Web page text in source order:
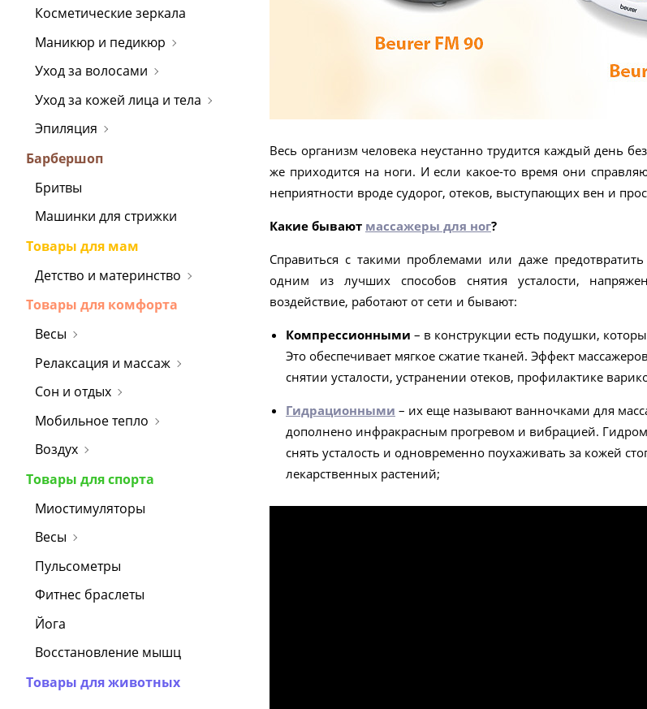
Косметические зеркала
Маникюр и педикюр
Уход за волосами
Уход за кожей лица и тела
Эпиляция
Барбершоп
Бритвы
Машинки для стрижки
Товары для мам
Детство и материнство
Товары для комфорта
Весы
Релаксация и массаж
Сон и отдых
Мобильное тепло
Воздух
Товары для спорта
Миостимуляторы
Весы
Пульсометры
Фитнес браслеты
Йога
Восстановление мышц
Товары для животных
Весь организм человека неустанно трудится каждый день
же приходится на ноги. И если какое-то время они
неприятности вроде судорог, отеков, выступающих вен и
Какие бывают массажеры для ног?
Справиться с такими проблемами или даже
одним из лучших способов снятия усталости,
воздействие, работают от сети и бывают:
Компрессионными – в конструкции есть подушки,
Это обеспечивает мягкое сжатие тканей. Эффект
снятии усталости, устранении отеков, профилактике
Гидрационными – их еще называют ванночками для
дополнено инфракрасным прогревом и вибрацией.
снять усталость и одновременно поухаживать за кожей
лекарственных растений;